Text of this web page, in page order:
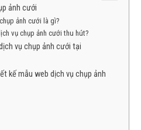
ảnh cưới
ảnh cưới là gì?
vụ chụp ảnh cưới thu hút?
vụ chụp ảnh cưới tại
kế mẫu web dịch vụ chụp ảnh